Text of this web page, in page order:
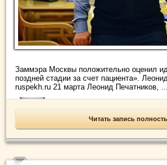
Заммэра Москвы положительно оценил
поздней стадии за счет пациента».
ruspekh.ru 21 марта Леонид Печатников, ...
Читать запись